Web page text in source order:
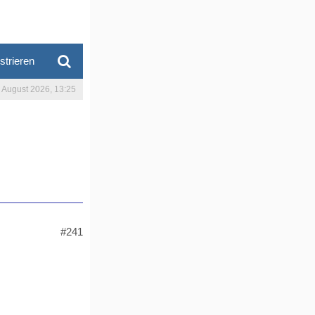
August 2026, 13:25
#241